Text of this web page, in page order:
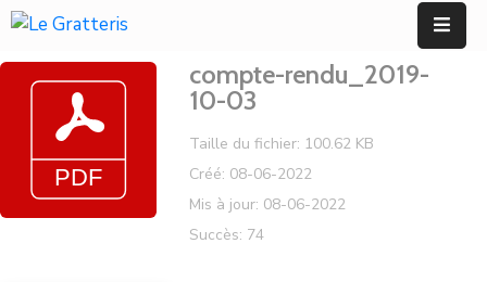
Accueil
Découvrir
Mes
Démarches
compte-rendu_2019-
10-03
Taille du fichier: 100.62 KB
Créé: 08-06-2022
Mis à jour: 08-06-2022
Succès: 74
Panneau de gestion des cookies